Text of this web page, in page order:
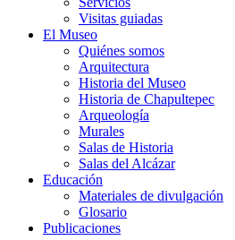
Visitas guiadas
El Museo
Quiénes somos
Arquitectura
Historia del Museo
Historia de Chapultepec
Arqueología
Murales
Salas de Historia
Salas del Alcázar
Educación
Materiales de divulgación
Glosario
Publicaciones